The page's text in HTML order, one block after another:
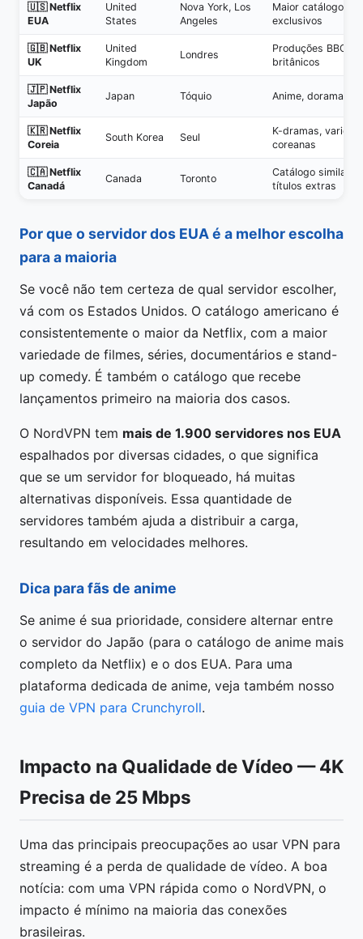
🇺🇸 Netflix
EUA
United
States
Nova York, Los
Angeles
Maior catálogo,
exclusivos
🇬🇧 Netflix
UK
United
Kingdom
Londres
Produções BBC,
britânicos
🇯🇵 Netflix
Japão
Japan Tóquio Anime, doramas
🇰🇷 Netflix
Coreia
South Korea Seul
K-dramas,
coreanas
🇨🇦 Netflix
Canadá
Canada Toronto
Catálogo similar
títulos extras
Por que o servidor dos EUA é a melhor escolha
para a maioria
Se você não tem certeza de qual servidor escolher,
vá com os Estados Unidos. O catálogo americano é
consistentemente o maior da Netflix, com a maior
variedade de filmes, séries, documentários e stand-
up comedy. É também o catálogo que recebe
lançamentos primeiro na maioria dos casos.
O NordVPN tem mais de 1.900 servidores nos EUA
espalhados por diversas cidades, o que significa
que se um servidor for bloqueado, há muitas
alternativas disponíveis. Essa quantidade de
servidores também ajuda a distribuir a carga,
resultando em velocidades melhores.
Dica para fãs de anime
Se anime é sua prioridade, considere alternar entre
o servidor do Japão (para o catálogo de anime mais
completo da Netflix) e o dos EUA. Para uma
plataforma dedicada de anime, veja também nosso
guia de VPN para Crunchyroll.
Impacto na Qualidade de Vídeo — 4K
Precisa de 25 Mbps
Uma das principais preocupações ao usar VPN para
streaming é a perda de qualidade de vídeo. A boa
notícia: com uma VPN rápida como o NordVPN, o
impacto é mínimo na maioria das conexões
brasileiras.